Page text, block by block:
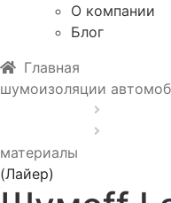
О компании
Блог
Главная
шумоизоляции
материалы
(Лайер)